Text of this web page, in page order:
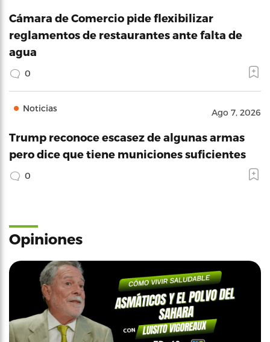
Cámara de Comercio pide flexibilizar
reglamentos de restaurantes ante falta de
agua
0
Noticias Ago 7, 2026
Trump reconoce escasez de algunas armas
pero dice que tiene municiones suficientes
0
Opiniones